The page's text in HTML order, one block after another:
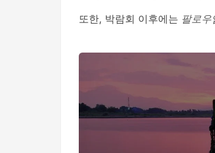
또한, 박람회 이후에는 팔로우